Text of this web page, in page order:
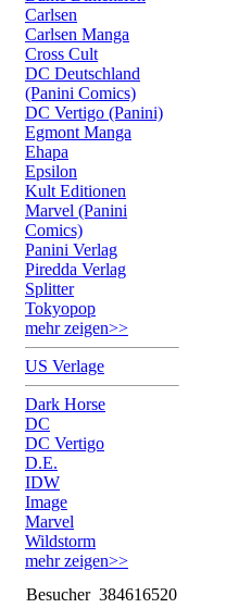
Carlsen
Carlsen Manga
Cross Cult
DC Deutschland
(Panini Comics)
DC Vertigo (Panini)
Egmont Manga
Ehapa
Epsilon
Kult Editionen
Marvel (Panini
Comics)
Panini Verlag
Piredda Verlag
Splitter
Tokyopop
mehr zeigen>>
US Verlage
Dark Horse
DC
DC Vertigo
D.E.
IDW
Image
Marvel
Wildstorm
mehr zeigen>>
Besucher 384616520